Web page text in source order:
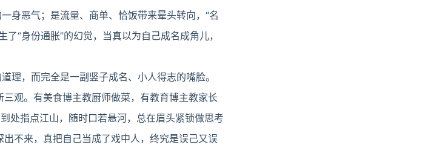
身恶气；是流量、商单、恰饭带来晕头转向，“名
“身份通胀”的幻觉，当真以为自己成名成角儿，
理，而完全是一副竖子成名、小人得志的嘴脸。
观。有美食博主教厨师做菜，有教育博主教家长
处指点江山，随时口若悬河，总在眉头紧锁做思考
不来，真把自己当成了戏中人，终究是误己又误